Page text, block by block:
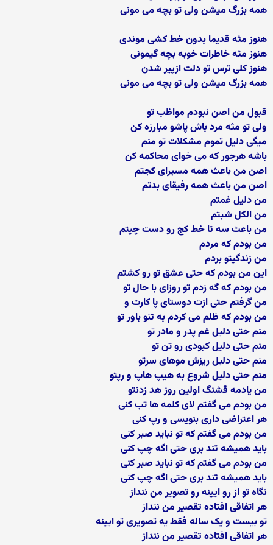
همه بزرگ میشن ولی تو بچه می مونی
هنوز مثه قدیما بدون خط کشی موندی
هنوز مثه خاطرات خوبه بچه گیمونی
هنوز کلی ترس تو دلت ازپیر شدن
همه بزرگ میشن ولی تو بچه می مونی
قبول من اصن نبودم مواظب تو
ولی تو مثه مرد باش پاشو مبارزه کن
میگی دلیل تموم مشکلات تو منم
باشه هرجور که می خوای محاکمه کن
اصن من باعث همه مسیرای کجتم
اصن من باعث همه رفیقای بدتم
من دلیل غمتم
من الکل شبتم
من باعث سه تا خط کج رو دست چپتم
من بودم که مردم
من زندگیتو بردم
این من بودم که حتی عشق تو رو کشتم
من بودم که گه زدم تو روزای با حال تو
من گرفتم حتی ازت دوستای پا کارت و
من بودم که ظلم می کردم به تنو باور تو
منم حتی دلیل غم پدر و مادر تو
منم حتی دلیل کبودی رو تن تو
منم حتی دلیل ریزش موهای سرتو
منم حتی دلیل شروع به هیپ هاپ و رپتو
من یادمه قشنگ اولین روز هد زدنتو
من بودم می گفتم لای کلمه ها تب کنی
هر اعتراضی داری بنویسی و رپ کنی
من بودم می گفتم که تو نباید صبر کنی
باید همیشه تند بری حتی اگه چپ کنی
من بودم می گفتم که تو نباید صبر کنی
باید همیشه تند بری حتی اگه چپ کنی
نگاه تو از رو ایینه رو تصویر من ننداز
هر اتفاقی افتاده تقصیر من ننداز
تو بیست و یک ساله فقط یه تصویری تو ایینه
هر اتفاقی افتاده تقصیر من ننداز